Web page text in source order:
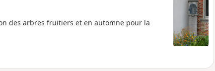
des arbres fruitiers et en automne pour la